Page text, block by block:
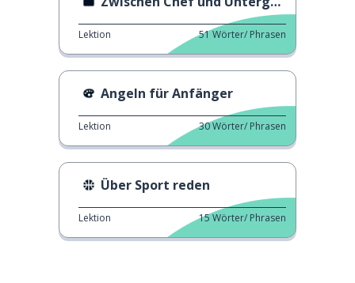
Lektion 51Wörter/ Phrasen
Angeln für Anfänger
Lektion 30Wörter/ Phrasen
Über Sport reden
Lektion 15Wörter/ Phrasen